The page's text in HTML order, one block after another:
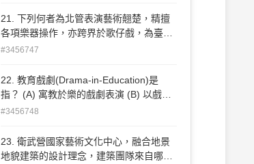
the Western World (C) The Shadow of
the Glen (D) Deirdre of the Sorrows
21. 下列何者為北管表演藝術翹楚，精擅
各項樂器操作，亦跨界於歌仔戲，為臺灣
近代戲曲史中甚具代表性的表演藝術家？
小平
#3456747
22. 教育戲劇(Drama-in-Education)是
指？ (A) 寓教於樂的戲劇表演 (B) 以戲劇
作為社團活動教學 (C) 學習戲劇的一種課
#3456748
23. 衛武營國家藝術文化中心，融合地景
地貌建築的設計理念，建築團隊來自哪個